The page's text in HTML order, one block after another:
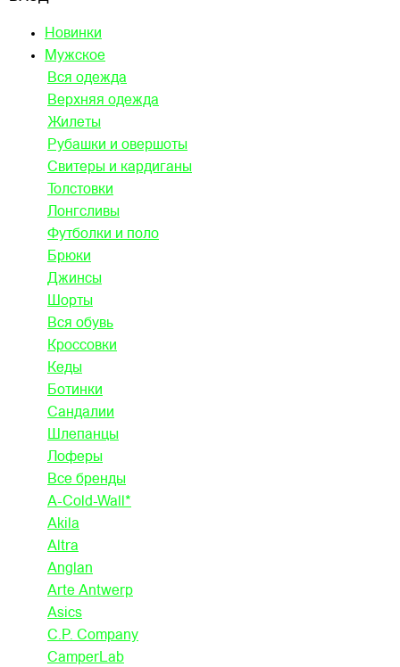
Новинки
Мужское
Вся одежда
Верхняя одежда
Жилеты
Рубашки и овершоты
Свитеры и кардиганы
Толстовки
Лонгсливы
Футболки и поло
Брюки
Джинсы
Шорты
Вся обувь
Кроссовки
Кеды
Ботинки
Сандалии
Шлепанцы
Лоферы
Все бренды
A-Cold-Wall*
Akila
Altra
Anglan
Arte Antwerp
Asics
C.P. Company
CamperLab